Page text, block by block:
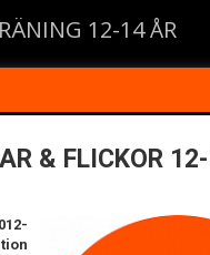
12-14 ÅR
& FLICKOR